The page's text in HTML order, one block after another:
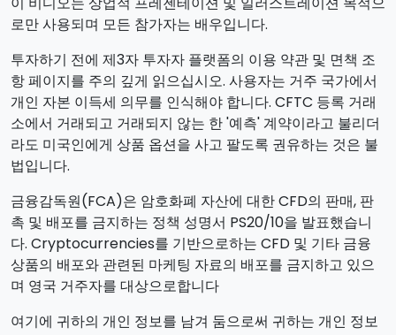
로만 사용되며 모든 참가자는 배우입니다.
투자하기 전에 제3자 투자자 플랫폼의 이용 약관 및 면책 조
항 페이지를 주의 깊게 읽으십시오. 사용자는 거주 국가에서
개인 자본 이득세 의무를 인식해야 합니다. CFTC 등록 거래
소에서 거래되고 거래되지 않는 한 '예측' 계약이라고 불리더
라도 미국인에게 상품 옵션을 사고 팔도록 권유하는 것은 불
법입니다.
금융감독원(FCA)은 암호화폐 자산에 대한 CFD의 판매, 판
촉 및 배포를 금지하는 정책 성명서 PS20/10을 발표했습니
다. Cryptocurrencies를 기반으로하는 CFD 및 기타 금융
상품의 배포와 관련된 마케팅 자료의 배포를 금지하고 있으
며 영국 거주자를 대상으로합니다
여기에 귀하의 개인 정보를 남겨 둠으로써 귀하는 개인 정보